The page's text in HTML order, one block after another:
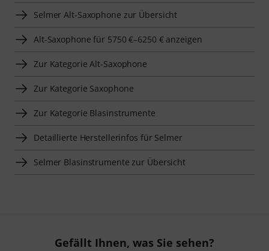
Selmer Alt-Saxophone zur Übersicht
Alt-Saxophone für 5750 €–6250 € anzeigen
Zur Kategorie Alt-Saxophone
Zur Kategorie Saxophone
Zur Kategorie Blasinstrumente
Detaillierte Herstellerinfos für Selmer
Selmer Blasinstrumente zur Übersicht
Gefällt Ihnen, was Sie sehen?